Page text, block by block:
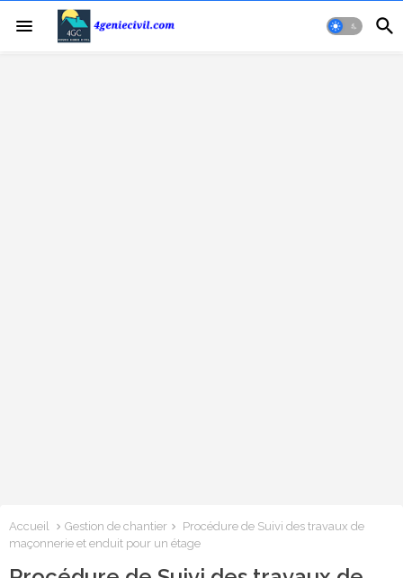
Accueil Gestion de chantier
Procédure de Suivi des travaux de
maçonnerie et enduit pour un étage